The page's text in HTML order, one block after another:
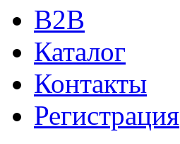
B2B
Каталог
Контакты
Регистрация